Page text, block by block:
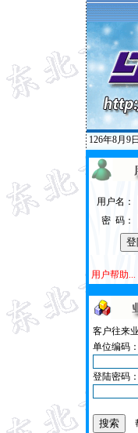
126年8月9日
用户名：
密 码：
用户帮助...
客户往来
单位编码：
登陆密码：